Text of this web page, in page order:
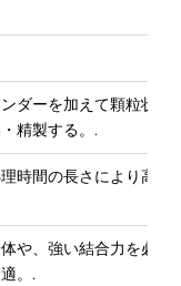
ダーを加えて顆粒状に
精製する。.
時間の長さにより高く
や、強い結合力を必要
。.